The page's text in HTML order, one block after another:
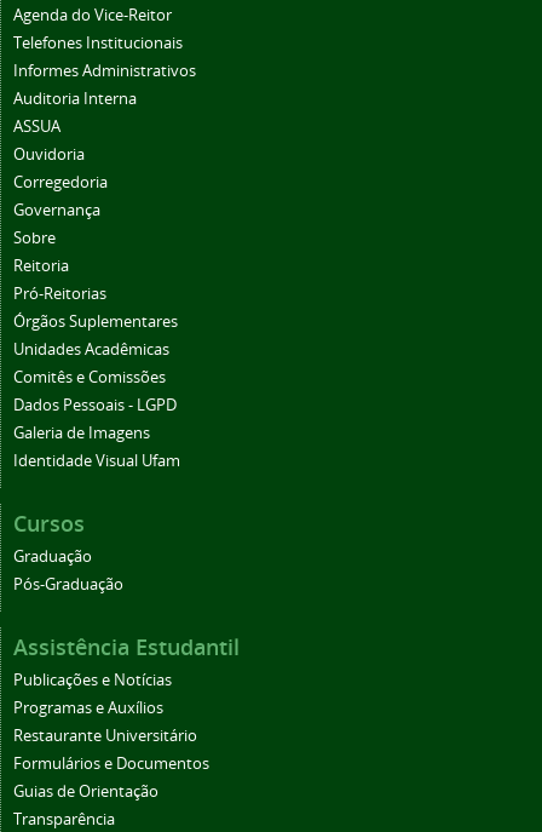
Agenda do Vice-Reitor
Telefones Institucionais
Informes Administrativos
Auditoria Interna
ASSUA
Ouvidoria
Corregedoria
Governança
Sobre
Reitoria
Pró-Reitorias
Órgãos Suplementares
Unidades Acadêmicas
Comitês e Comissões
Dados Pessoais - LGPD
Galeria de Imagens
Identidade Visual Ufam
Cursos
Graduação
Pós-Graduação
Assistência Estudantil
Publicações e Notícias
Programas e Auxílios
Restaurante Universitário
Formulários e Documentos
Guias de Orientação
Transparência